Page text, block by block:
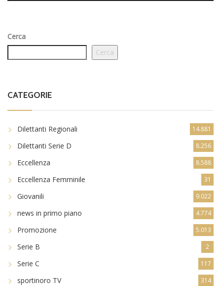
Cerca
Cerca
CATEGORIE
Dilettanti Regionali 14.881
Dilettanti Serie D 8.256
Eccellenza 8.588
Eccellenza Femminile 31
Giovanili 9.022
news in primo piano 4.774
Promozione 5.013
Serie B 2
Serie C 117
sportinoro TV 314